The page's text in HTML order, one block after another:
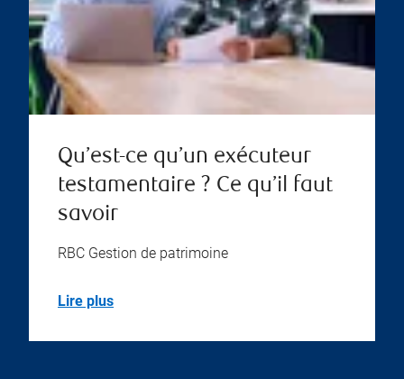
Qu’est-ce qu’un exécuteur
testamentaire ? Ce qu’il faut
savoir
RBC Gestion de patrimoine
Lire plus